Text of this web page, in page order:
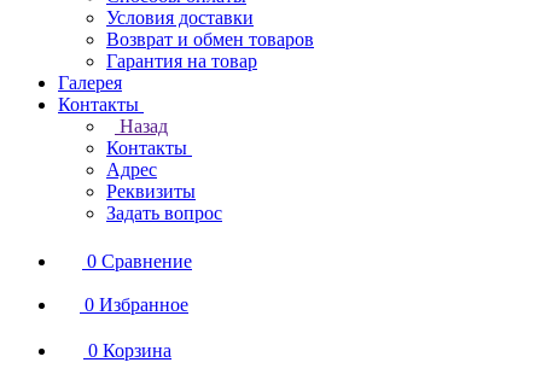
Условия доставки
Возврат и обмен товаров
Гарантия на товар
Галерея
Контакты
Назад
Контакты
Адрес
Реквизиты
Задать вопрос
0 Сравнение
0 Избранное
0 Корзина